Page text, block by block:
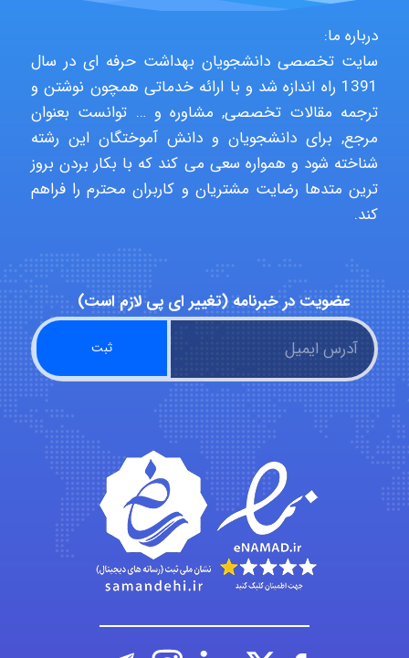
aghajari vahid
Poubakhtiari
Alirez0990
hosein abdolvand
Kati
emami
ehtesham
درباره ما:
سایت تخصصی دانشجویان بهداشت حرفه ای در سال
1391 راه اندازه شد و با ارائه خدماتی همچون نوشتن و
ترجمه مقالات تخصصی, مشاوره و … توانست بعنوان
مرجع, برای دانشجویان و دانش آموختگان این رشته
شناخته شود و همواره سعی می کند که با بکار بردن بروز
ترین متدها رضایت مشتریان و کاربران محترم را فراهم
کند.
عضویت در خبرنامه (تغییر ای پی لازم است)